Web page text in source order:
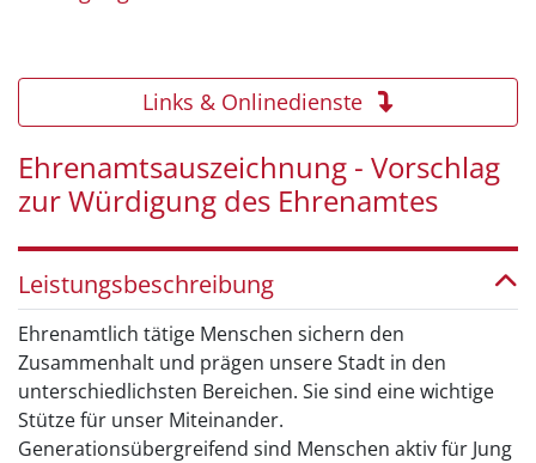
Links & Onlinedienste
Ehrenamtsauszeichnung - Vorschlag
zur Würdigung des Ehrenamtes
Leistungsbeschreibung
Ehrenamtlich tätige Menschen sichern den
Zusammenhalt und prägen unsere Stadt in den
unterschiedlichsten Bereichen. Sie sind eine wichtige
Stütze für unser Miteinander.
Generationsübergreifend sind Menschen aktiv für Jung